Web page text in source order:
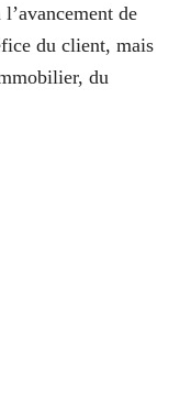
de
du client, mais
du